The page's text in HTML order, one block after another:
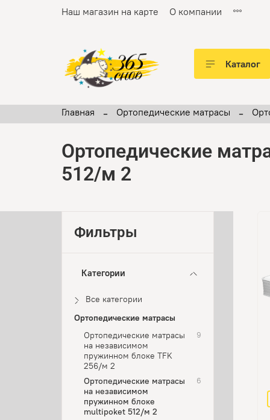
Наш магазин на карте О компании
Каталог
Главная Ортопедические матрасы
Ортопедические
512/м 2
Фильтры
Категории
Все категории
Ортопедические матрасы
Ортопедические матрасы
на независимом
пружинном блоке TFK
256/м 2
9
Ортопедические матрасы
на независимом
пружинном блоке
multipoket 512/м 2
6